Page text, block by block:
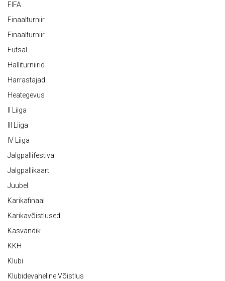
FIFA
Finaalturniir
Finaalturniir
Futsal
Halliturniirid
Harrastajad
Heategevus
II Liiga
III Liiga
IV Liiga
Jalgpallifestival
Jalgpallikaart
Juubel
Karikafinaal
Karikavõistlused
Kasvandik
KKH
Klubi
Klubidevaheline Võistlus